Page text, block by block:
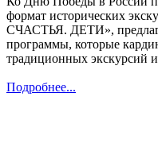
формат исторических
СЧАСТЬЯ. ДЕТИ»,
программы, которые
традиционных экскурсий
Подробнее...